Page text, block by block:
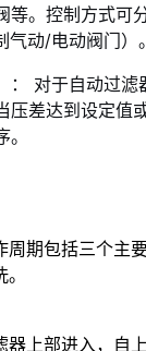
等。控制方式可
动/电动阀门）。
： 对于自动过滤
压差达到设定值
周期包括三个主
器上部进入，自